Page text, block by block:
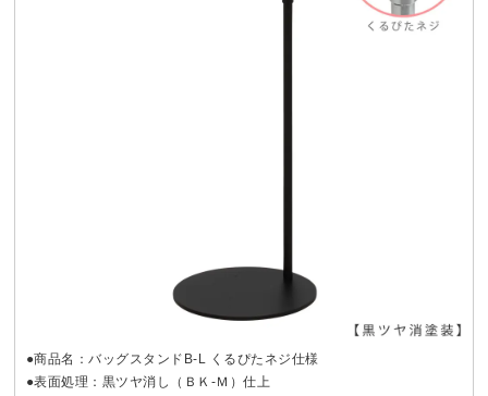
●商品名：バッグスタンドB-L くるぴたネジ仕様
●表面処理：黒ツヤ消し（ＢＫ-Ｍ）仕上